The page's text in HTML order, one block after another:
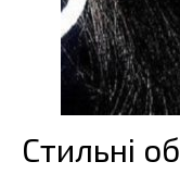
Стильні